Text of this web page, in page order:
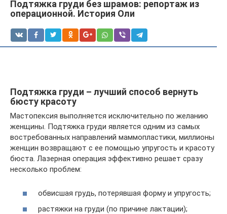
Подтяжка груди без шрамов: репортаж из
операционной. История Оли
Подтяжка груди – лучший способ вернуть
бюсту красоту
Мастопексия выполняется исключительно по желанию
женщины. Подтяжка груди является одним из самых
востребованных направлений маммопластики, миллионы
женщин возвращают с ее помощью упругость и красоту
бюста. Лазерная операция эффективно решает сразу
несколько проблем:
обвисшая грудь, потерявшая форму и упругость;
растяжки на груди (по причине лактации);